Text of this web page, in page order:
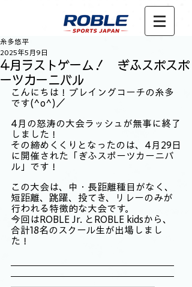
4月ラストゲーム！ ぎふスポスポ
ーツカーニバル
糸多悠平
2025年5月9日
こんにちは！プレイングコーチの糸多
です(^o^)／
4月の怒涛の大会ラッシュが無事に終了
しました！
その締めくくりとなったのは、4月29日
に開催された「ぎふスポーツカーニバ
ル」です！
この大会は、中・長距離種目がなく、
短距離、跳躍、投てき、リレーのみが
行われる特徴的な大会です。
今回はROBLE Jr. とROBLE kidsから、
合計18名のスクール生が出場しまし
た！